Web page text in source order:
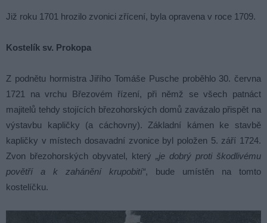
Již roku 1701 hrozilo zvonici zřícení, byla opravena v roce 1709.
Kostelík sv. Prokopa
Z podnětu hormistra Jiřího Tomáše Pusche proběhlo 30. června
1721 na vrchu Březovém řízení, při němž se všech patnáct
majitelů tehdy stojících březohorských domů zavázalo přispět na
výstavbu kapličky (a cáchovny). Základní kámen ke stavbě
kapličky v místech dosavadní zvonice byl položen 5. září 1724.
Zvon březohorských obyvatel, který „je dobrý proti škodlivému
povětří a k zahánění krupobití“, bude umístěn na tomto
kostelíčku.